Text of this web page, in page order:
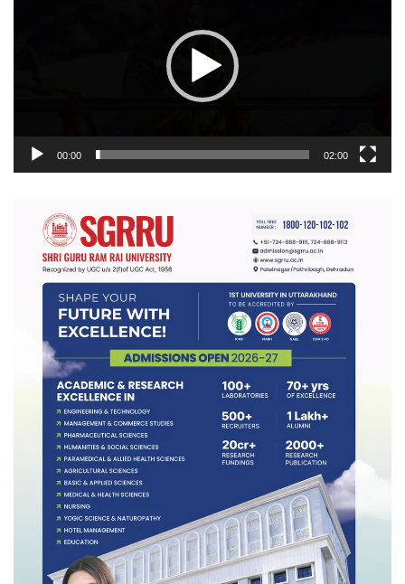
00:00 02:00